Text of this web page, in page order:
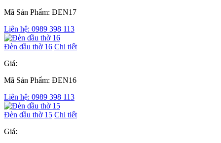
Mã Sản Phẩm: ĐEN17
Liên hệ: 0989 398 113
Đèn dầu thờ 16 Chi tiết
Giá:
Mã Sản Phẩm: ĐEN16
Liên hệ: 0989 398 113
Đèn dầu thờ 15 Chi tiết
Giá: